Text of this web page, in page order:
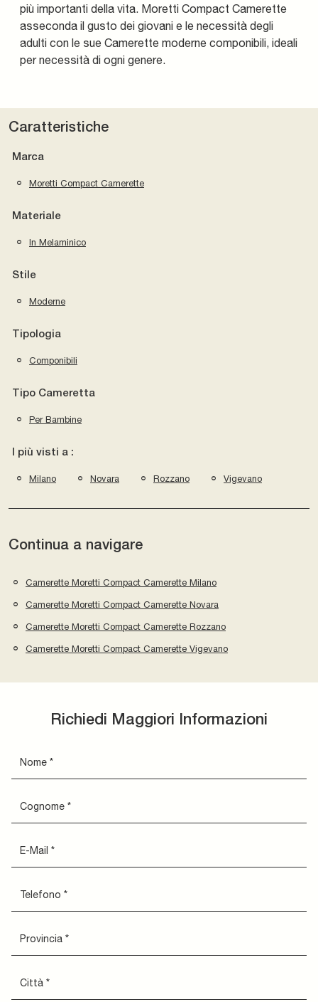
più importanti della vita. Moretti Compact Camerette
asseconda il gusto dei giovani e le necessità degli
adulti con le sue Camerette moderne componibili, ideali
per necessità di ogni genere.
Caratteristiche
Marca
Moretti Compact Camerette
Materiale
In Melaminico
Stile
Moderne
Tipologia
Componibili
Tipo Cameretta
Per Bambine
I più visti a :
Milano Novara Rozzano Vigevano
Continua a navigare
Camerette Moretti Compact Camerette Milano
Camerette Moretti Compact Camerette Novara
Camerette Moretti Compact Camerette Rozzano
Camerette Moretti Compact Camerette Vigevano
Richiedi Maggiori Informazioni